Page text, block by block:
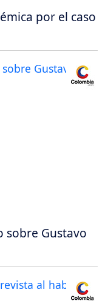
por el caso
sobre Gustavo